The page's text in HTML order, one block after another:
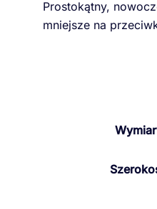
Prostokątny,
mniejsze na